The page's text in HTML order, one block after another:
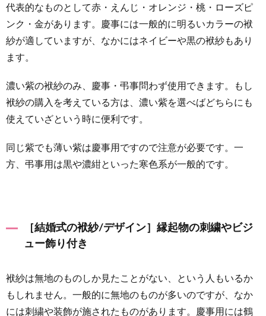
味すぎ
ずカジ
ュアル
2.4
［結婚
式の袱
紗/開
き］右
開き
タイプ
3.1
タイプ
3.2
代表的なものとして赤・えんじ・オレンジ・桃・ローズピ
ンク・金があります。慶事には一般的に明るいカラーの袱
紗が適していますが、なかにはネイビーや黒の袱紗もあり
ます。
濃い紫の袱紗のみ、慶事・弔事問わず使用できます。もし
袱紗の購入を考えている方は、濃い紫を選べばどちらにも
使えていざという時に便利です。
同じ紫でも薄い紫は慶事用ですので注意が必要です。一
方、弔事用は黒や濃紺といった寒色系が一般的です。
［結婚式の袱紗/デザイン］縁起物の刺繍やビジ
ュー飾り付き
袱紗は無地のものしか見たことがない、という人もいるか
もしれません。一般的に無地のものが多いのですが、なか
には刺繍や装飾が施されたものがあります。慶事用には鶴